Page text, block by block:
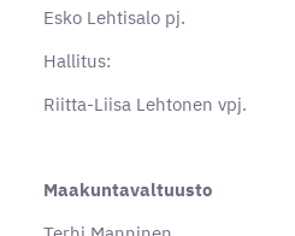
Esko Lehtisalo pj.
Hallitus:
Riitta-Liisa Lehtonen vpj.
Maakuntavaltuusto